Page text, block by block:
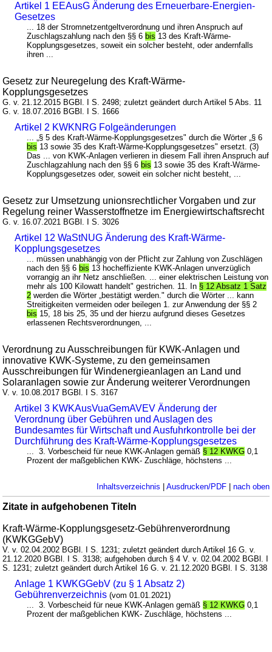
Artikel 1 EEAusG Änderung des Erneuerbare-Energien-
Gesetzes
... 18 der Stromnetzentgeltverordnung und ihren Anspruch auf
Zuschlagszahlung nach den §§ 6 bis 13 des Kraft-Wärme-
Kopplungsgesetzes, soweit ein solcher besteht, oder andernfalls
ihren ...
Gesetz zur Neuregelung des Kraft-Wärme-
Kopplungsgesetzes
G. v. 21.12.2015 BGBl. I S. 2498; zuletzt geändert durch Artikel 5 Abs. 11
G. v. 18.07.2016 BGBl. I S. 1666
Artikel 2 KWKNRG Folgeänderungen
... „§ 5 des Kraft-Wärme-Kopplungsgesetzes" durch die Wörter „§ 6
bis 13 sowie 35 des Kraft-Wärme-Kopplungsgesetzes" ersetzt. (3)
Das ... von KWK-Anlagen verlieren in diesem Fall ihren Anspruch auf
Zuschlagzahlung nach den §§ 6 bis 13 sowie 35 des Kraft-Wärme-
Kopplungsgesetzes oder, soweit ein solcher nicht besteht, ...
Gesetz zur Umsetzung unionsrechtlicher Vorgaben und zur
Regelung reiner Wasserstoffnetze im Energiewirtschaftsrecht
G. v. 16.07.2021 BGBl. I S. 3026
Artikel 12 WaStNUG Änderung des Kraft-Wärme-
Kopplungsgesetzes
... müssen unabhängig von der Pflicht zur Zahlung von Zuschlägen
nach den §§ 6 bis 13 hocheffiziente KWK-Anlagen unverzüglich
vorrangig an ihr Netz anschließen. ... einer elektrischen Leistung von
mehr als 100 Kilowatt handelt" gestrichen. 11. In § 12 Absatz 1 Satz
2 werden die Wörter „bestätigt werden." durch die Wörter ... kann
Streitigkeiten vermeiden oder beilegen 1. zur Anwendung der §§ 2
bis 15, 18 bis 25, 35 und der hierzu aufgrund dieses Gesetzes
erlassenen Rechtsverordnungen, ...
Verordnung zu Ausschreibungen für KWK-Anlagen und
innovative KWK-Systeme, zu den gemeinsamen
Ausschreibungen für Windenergieanlagen an Land und
Solaranlagen sowie zur Änderung weiterer Verordnungen
V. v. 10.08.2017 BGBl. I S. 3167
Artikel 3 KWKAusVuaGemAVEV Änderung der
Verordnung über Gebühren und Auslagen des
Bundesamtes für Wirtschaft und Ausfuhrkontrolle bei der
Durchführung des Kraft-Wärme-Kopplungsgesetzes
... 3. Vorbescheid für neue KWK-Anlagen gemäß § 12 KWKG 0,1
Prozent der maßgeblichen KWK- Zuschläge, höchstens ...
Inhaltsverzeichnis Ausdrucken/PDF| nach oben
Zitate in aufgehobenen Titeln
Kraft-Wärme-Kopplungsgesetz-Gebührenverordnung
(KWKGGebV)
V. v. 02.04.2002 BGBl. I S. 1231; zuletzt geändert durch Artikel 16 G. v.
21.12.2020 BGBl. I S. 3138; aufgehoben durch § 4 V. v. 02.04.2002 BGBl. I
S. 1231; zuletzt geändert durch Artikel 16 G. v. 21.12.2020 BGBl. I S. 3138
Anlage 1 KWKGGebV (zu § 1 Absatz 2)
Gebührenverzeichnis (vom 01.01.2021)
... 3. Vorbescheid für neue KWK-Anlagen gemäß § 12 KWKG 0,1
Prozent der maßgeblichen KWK- Zuschläge, höchstens ...